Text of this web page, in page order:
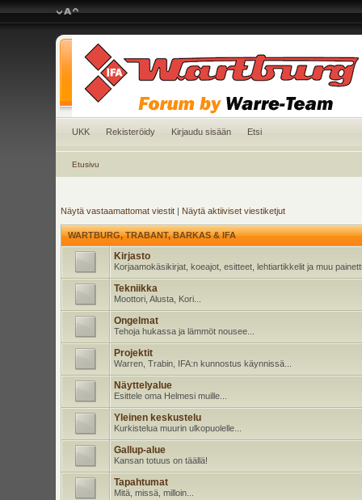
UKK Rekisteröidy Kirjaudu sisään Etsi
Etusivu
Näytä vastaamattomat viestit| Näytä aktiiviset viestiketjut
WARTBURG, TRABANT, BARKAS & IFA
Kirjasto
Korjaamokäsikirjat, koeajot, esitteet, lehtiartikkelit ja muu
Tekniikka
Moottori, Alusta, Kori...
Ongelmat
Tehoja hukassa ja lämmöt nousee...
Projektit
Warren, Trabin, IFA:n kunnostus käynnissä...
Näyttelyalue
Esittele oma Helmesi muille...
Yleinen keskustelu
Kurkistelua muurin ulkopuolelle...
Gallup-alue
Kansan totuus on täällä!
Tapahtumat
Mitä, missä, milloin...